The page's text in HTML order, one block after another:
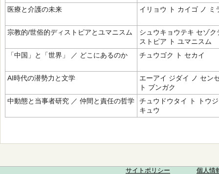
医療と介護の未来
イリョウ ト カイゴ ノ ミ
宗教的/世俗的ディストピアとユマニスム
シュウキョウテキ セゾク
ストピア ト ユマニスム
「中国」と「世界」 ／ どこにあるのか
チュウゴク ト セカイ
AI時代の潜勢力と文学
エーアイ ジダイ ノ セン
ト ブンガク
中動態と当事者研究 ／ 仲間と責任の哲学
チュウドウタイ ト トウ
キュウ
サイトポリシー 個人情